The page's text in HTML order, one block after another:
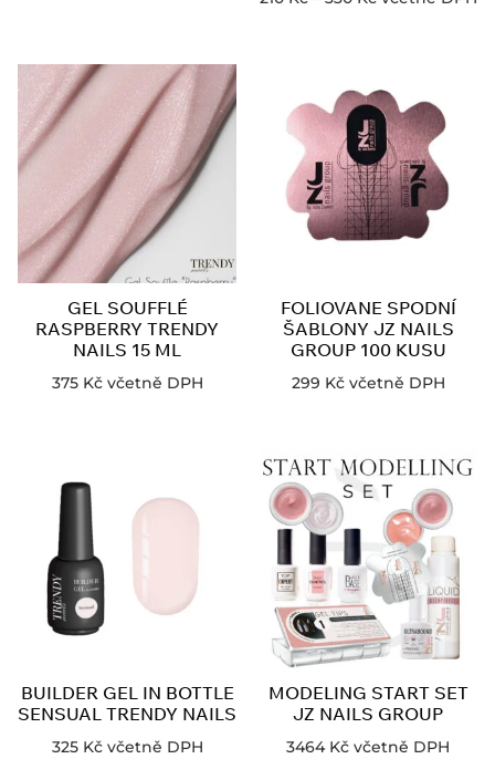
GEL SOUFFLÉ
RASPBERRY TRENDY
NAILS 15 ML
375 Kč včetně DPH
FOLIOVANE SPODNÍ
ŠABLONY JZ NAILS
GROUP 100 KUSU
299 Kč včetně DPH
BUILDER GEL IN BOTTLE
SENSUAL TRENDY NAILS
325 Kč včetně DPH
MODELING START SET
JZ NAILS GROUP
3464 Kč včetně DPH